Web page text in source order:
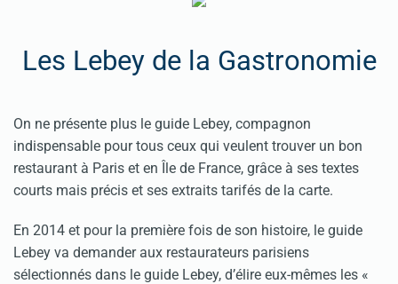
Les Lebey de la Gastronomie
On ne présente plus le guide Lebey, compagnon
indispensable pour tous ceux qui veulent trouver un bon
restaurant à Paris et en Île de France, grâce à ses textes
courts mais précis et ses extraits tarifés de la carte.
En 2014 et pour la première fois de son histoire, le guide
Lebey va demander aux restaurateurs parisiens
sélectionnés dans le guide Lebey, d’élire eux-mêmes les «